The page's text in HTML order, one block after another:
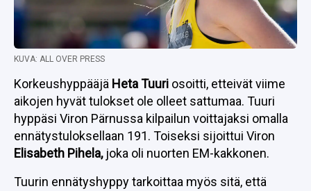
KUVA: ALL OVER PRESS
Korkeushyppääjä Heta Tuuri osoitti, etteivät viime
aikojen hyvät tulokset ole olleet sattumaa. Tuuri
hyppäsi Viron Pärnussa kilpailun voittajaksi omalla
ennätystuloksellaan 191. Toiseksi sijoittui Viron
Elisabeth Pihela,joka oli nuorten EM-kakkonen.
Tuurin ennätyshyppy tarkoittaa myös sitä, että